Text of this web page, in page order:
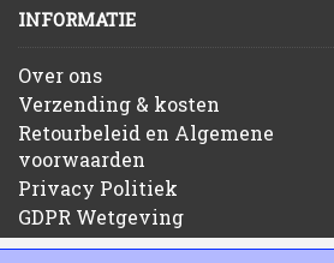
INFORMATIE
Over ons
Verzending & kosten
Retourbeleid en Algemene
voorwaarden
Privacy Politiek
GDPR Wetgeving